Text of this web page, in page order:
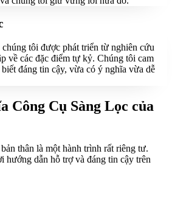
chúng tôi được phát triển từ nghiên cứu
về các đặc điểm tự kỷ. Chúng tôi cam
đáng tin cậy, vừa có ý nghĩa vừa dễ
Công Cụ Sàng Lọc của
thân là một hành trình rất riêng tư.
hướng dẫn hỗ trợ và đáng tin cậy trên